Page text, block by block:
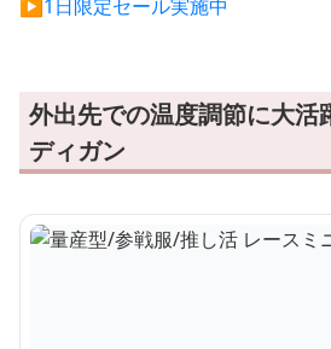
▶︎1日限定セール実施中
外出先での温度調節に大活
ディガン